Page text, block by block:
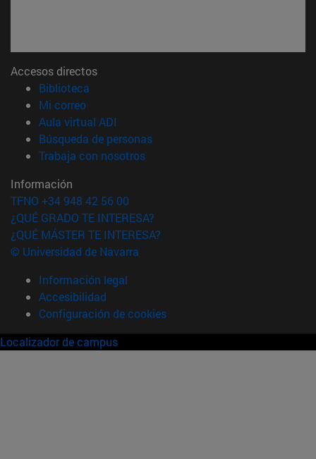
Accesos directos
Biblioteca
Mi correo(abre en nueva ventana)
Aula virtual ADI
Búsqueda de personas(abre en nueva ventana)
Trabaja con nosotros(abre en nueva ventana)
Información
TFNO +34 948 42 56 00
¿QUÉ GRADO TE INTERESA?
¿QUÉ MÁSTER TE INTERESA?
© Universidad de Navarra
Información legal
Accesibilidad
Configuración de cookies
Localizador de campus